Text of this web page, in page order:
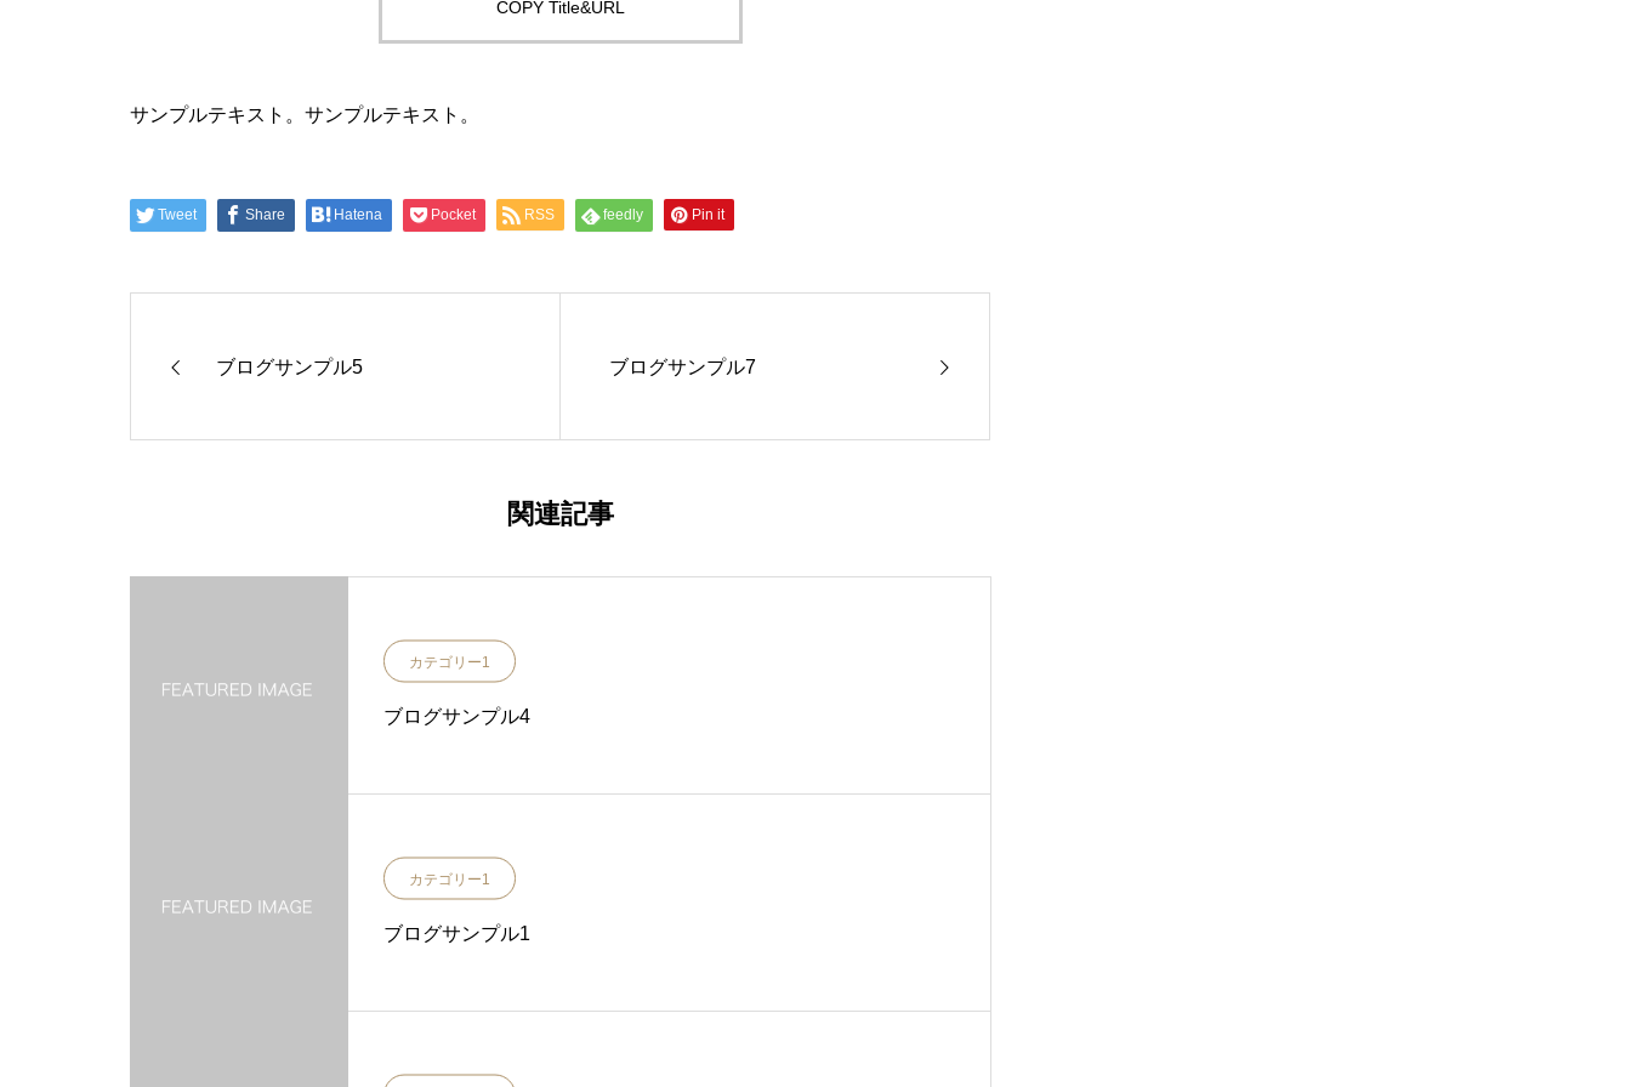
COPY Title&URL
サンプルテキスト。サンプルテキスト。
Tweet Share Hatena Pocket RSS feedly Pin it
ブログサンプル5 ブログサンプル7
関連記事
カテゴリー1
ブログサンプル4
カテゴリー1
ブログサンプル1